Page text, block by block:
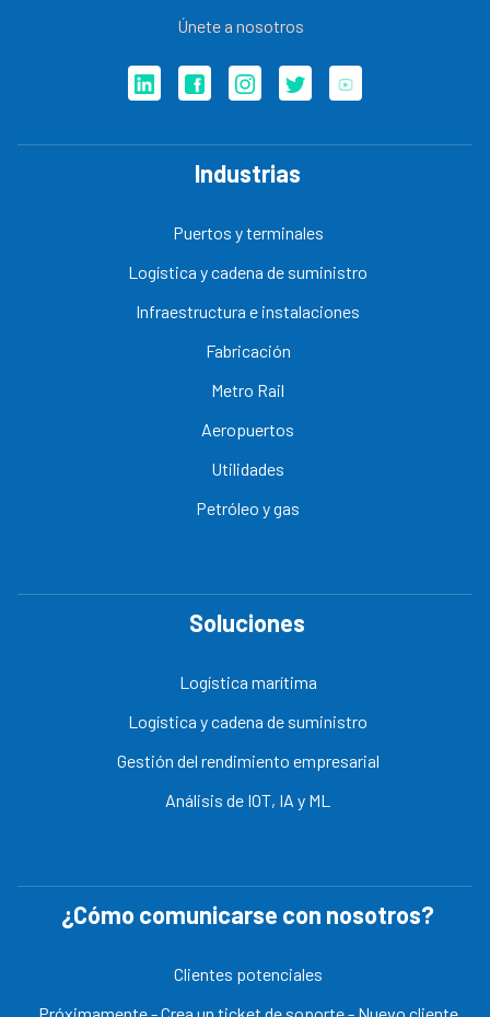
Únete a nosotros
Industrias
Puertos y terminales
Logística y cadena de suministro
Infraestructura e instalaciones
Fabricación
Metro Rail
Aeropuertos
Utilidades
Petróleo y gas
Soluciones
Logística marítima
Logística y cadena de suministro
Gestión del rendimiento empresarial
Análisis de IOT, IA y ML
¿Cómo comunicarse con nosotros?
Clientes potenciales